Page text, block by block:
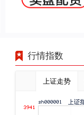
行情指数
上证走势